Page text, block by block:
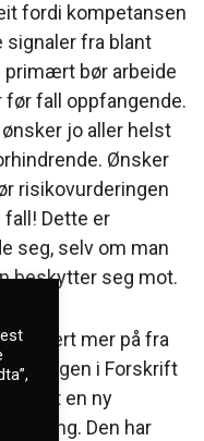
fordi kompetansen
signaler fra blant
primært bør arbeide
fall oppfangende.
jo aller helst
Ønsker
risikovurderingen
Dette er
seg, selv om man
beskytter seg mot.
fokusert mer på fra
endringen i Forskrift
fått en ny
Den har